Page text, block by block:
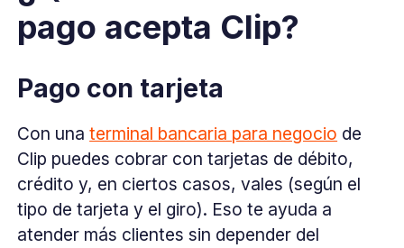
pago acepta Clip?
Pago con tarjeta
Con unaterminal bancaria para negocio de
Clip puedes cobrar con tarjetas de débito,
crédito y, en ciertos casos, vales (según el
tipo de tarjeta y el giro). Eso te ayuda a
atender más clientes sin depender del